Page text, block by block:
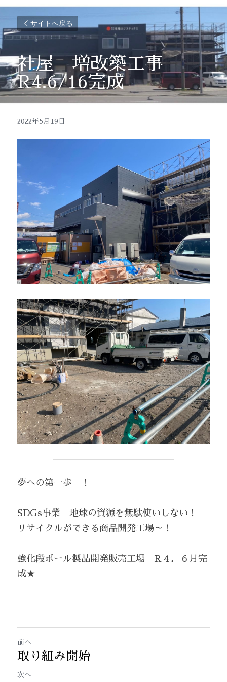
サイトへ戻る
社屋　増改築工事
R4.6/16完成
2022年5月19日
夢への第一歩　！
SDGs事業　地球の資源を無駄使いしない！
リサイクルができる商品開発工場～！
強化段ボール製品開発販売工場　R４．６月完
成★
前へ
取り組み開始
次へ